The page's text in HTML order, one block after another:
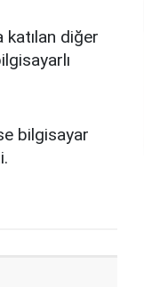
diğer
bilgisayar